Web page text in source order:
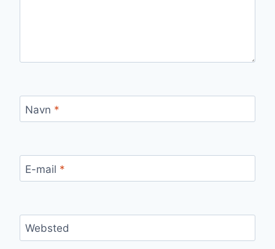
Navn *
E-mail *
Websted